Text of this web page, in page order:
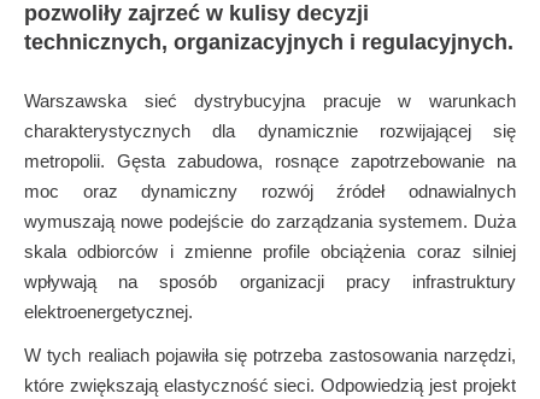
pozwoliły zajrzeć w kulisy decyzji
technicznych, organizacyjnych i regulacyjnych.
Warszawska sieć dystrybucyjna pracuje w warunkach
charakterystycznych dla dynamicznie rozwijającej się
metropolii. Gęsta zabudowa, rosnące zapotrzebowanie na
moc oraz dynamiczny rozwój źródeł odnawialnych
wymuszają nowe podejście do zarządzania systemem. Duża
skala odbiorców i zmienne profile obciążenia coraz silniej
wpływają na sposób organizacji pracy infrastruktury
elektroenergetycznej.
W tych realiach pojawiła się potrzeba zastosowania narzędzi,
które zwiększają elastyczność sieci. Odpowiedzią jest projekt